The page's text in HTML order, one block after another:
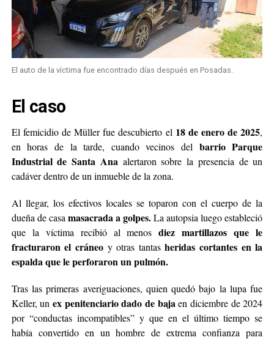
El auto de la víctima fue encontrado días después en Posadas.
El caso
El femicidio de Müller fue descubierto el 18 de enero de 2025,
en horas de la tarde, cuando vecinos del barrio Parque
Industrial de Santa Anaalertaron sobre la presencia de un
cadáver dentro de un inmueble de la zona.
Al llegar, los efectivos locales se toparon con el cuerpo de la
dueña de casamasacrada a golpes.La autopsia luego estableció
que la víctima recibió al menosdiez martillazos que le
fracturaron el cráneoy otras tantasheridas cortantes en la
espalda que le perforaron un pulmón.
Tras las primeras averiguaciones, quien quedó bajo la lupa fue
Keller, un ex penitenciario dado de bajaen diciembre de 2024
por “conductas incompatibles” y que en el último tiempo se
había convertido en un hombre de extrema confianza para